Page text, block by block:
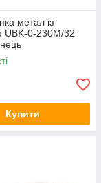
метал із
UBK-0-230М/32
Купити